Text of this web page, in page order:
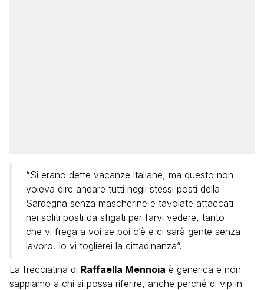
“Si erano dette vacanze italiane, ma questo non
voleva dire andare tutti negli stessi posti della
Sardegna senza mascherine e tavolate attaccati
nei soliti posti da sfigati per farvi vedere, tanto
che vi frega a voi se poi c’è e ci sarà gente senza
lavoro. Io vi toglierei la cittadinanza”.
La frecciatina di Raffaella Mennoia è generica e non
sappiamo a chi si possa riferire, anche perché di vip in